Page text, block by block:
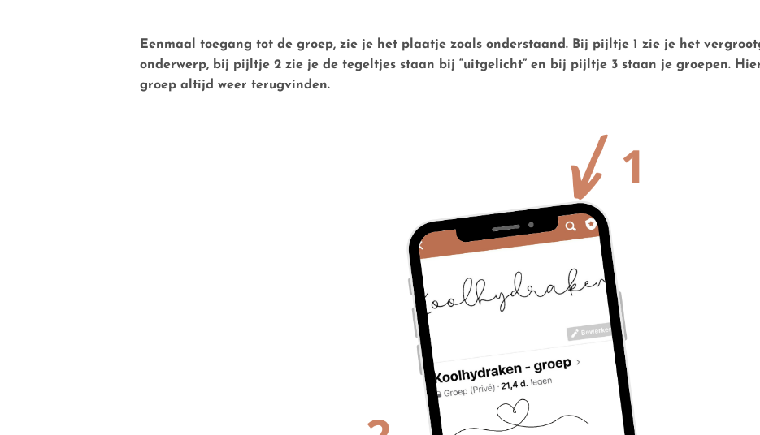
Eenmaal toegang tot de groep, zie je het plaatje zoals onderstaand. Bij pijltje 1 zie je het
onderwerp, bij pijltje 2 zie je de tegeltjes staan bij “uitgelicht” en bij pijltje 3 staan je groepen.
groep altijd weer terugvinden.